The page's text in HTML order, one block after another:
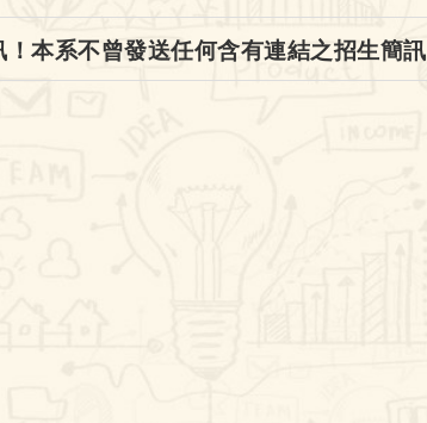
本系不曾發送任何含有連結之招生簡訊